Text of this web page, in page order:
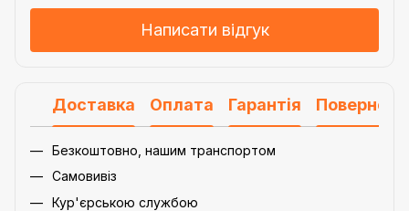
Написати відгук
Доставка Оплата Гарантія
Безкоштовно, нашим транспортом
Самовивіз
Кур'єрською службою